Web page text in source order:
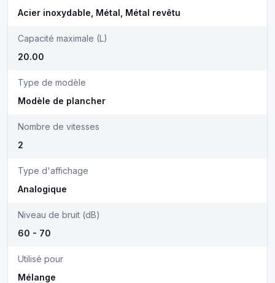
Acier inoxydable, Métal, Métal revêtu
Capacité maximale (L)
20.00
Type de modèle
Modèle de plancher
Nombre de vitesses
2
Type d'affichage
Analogique
Niveau de bruit (dB)
60 - 70
Utilisé pour
Mélange